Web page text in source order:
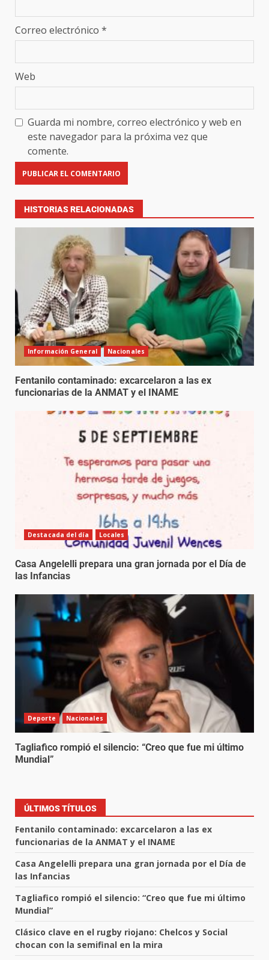
Correo electrónico *
Web
Guarda mi nombre, correo electrónico y web en
este navegador para la próxima vez que
comente.
HISTORIAS RELACIONADAS
Información General Nacionales
Fentanilo contaminado: excarcelaron a las ex
funcionarias de la ANMAT y el INAME
Destacada del día Locales
Casa Angelelli prepara una gran jornada por el Día de
las Infancias
Deporte Nacionales
Tagliafico rompió el silencio: “Creo que fue mi último
Mundial”
ÚLTIMOS TÍTULOS
Fentanilo contaminado: excarcelaron a las ex
funcionarias de la ANMAT y el INAME
Casa Angelelli prepara una gran jornada por el Día de
las Infancias
Tagliafico rompió el silencio: “Creo que fue mi último
Mundial”
Clásico clave en el rugby riojano: Chelcos y Social
chocan con la semifinal en la mira